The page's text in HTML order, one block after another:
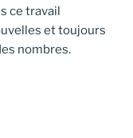
ce travail
et toujours
nombres.